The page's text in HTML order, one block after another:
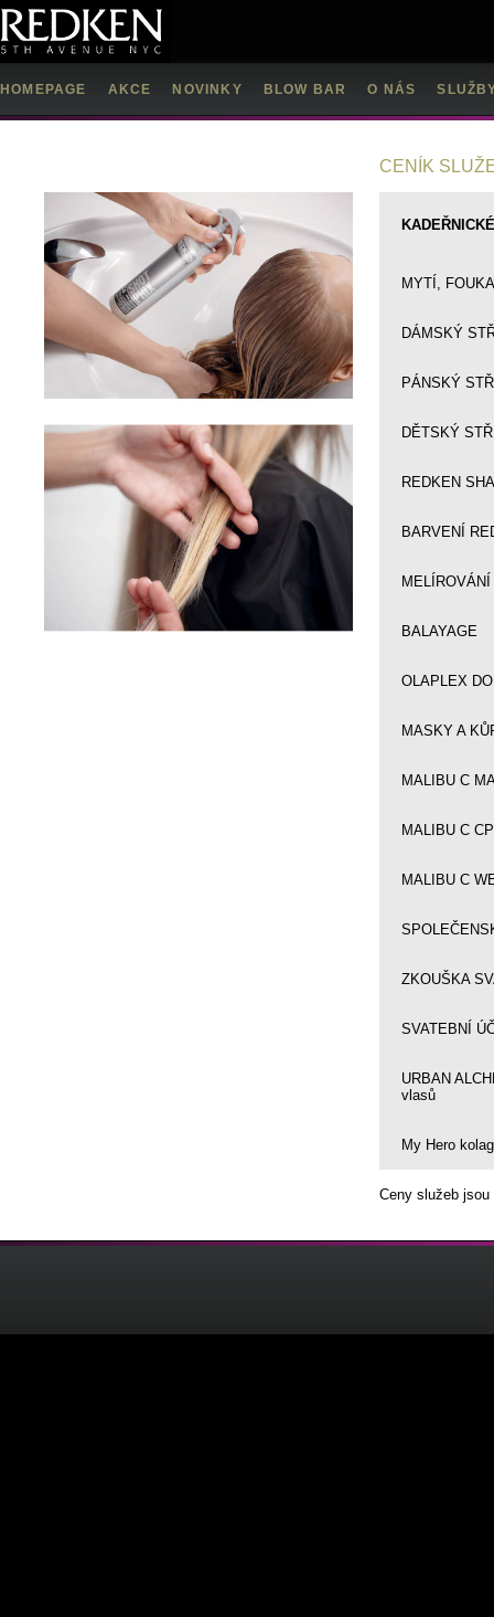
HOMEPAGE AKCE NOVINKY BLOW BAR O NÁS
CENÍK
MYTÍ,
DÁMSKÝ
PÁNSKÝ
DĚTSKÝ
REDKEN
BARVENÍ
BALAYAGE
OLAPLEX
MASKY A
MALIBU C
MALIBU C
MALIBU C
ZKOUŠKA
SVATEBNÍ
URBAN
vlasů
My Hero
Ceny služeb